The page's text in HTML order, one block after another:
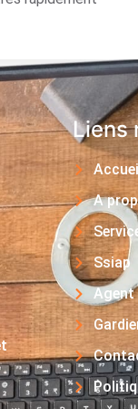
Liens
Accueil
A
Ssiap
Agent